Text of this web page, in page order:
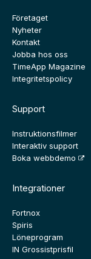
Företaget
Nyheter
Kontakt
Jobba hos oss
TimeApp Magazine
Integritetspolicy
Support
Instruktionsfilmer
Interaktiv support
Boka webbdemo
Integrationer
Fortnox
Spiris
Löneprogram
IN Grossistprisfil